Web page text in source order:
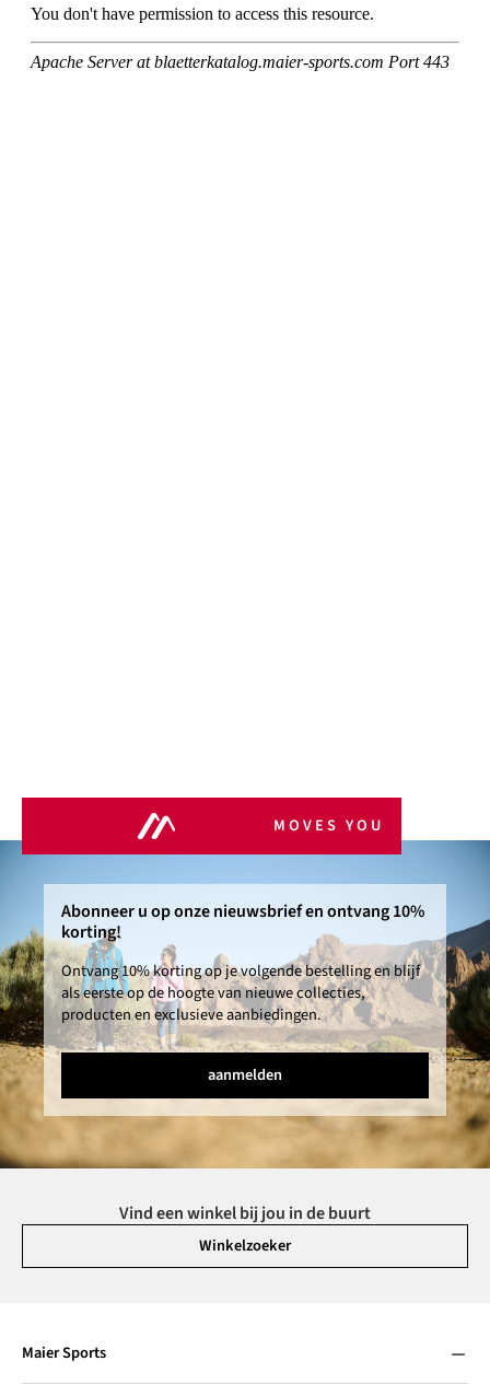
MOVES YOU
Abonneer u op onze nieuwsbrief en ontvang 10%
korting!
Ontvang 10% korting op je volgende bestelling en blijf
als eerste op de hoogte van nieuwe collecties,
producten en exclusieve aanbiedingen.
aanmelden
Vind een winkel bij jou in de buurt
Winkelzoeker
Maier Sports